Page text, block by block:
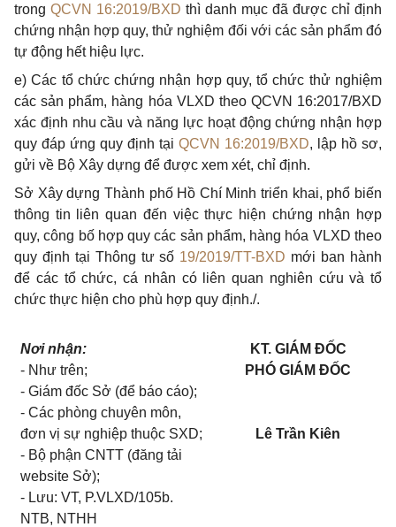
trong QCVN 16:2019/BXD thì danh mục đã được chỉ định
chứng nhận hợp quy, thử nghiệm đối với các sản phẩm đó
tự động hết hiệu lực.
e) Các tổ chức chứng nhận hợp quy, tổ chức thử nghiệm
các sản phẩm, hàng hóa VLXD theo QCVN 16:2017/BXD
xác định nhu cầu và năng lực hoạt động chứng nhận hợp
quy đáp ứng quy định tại QCVN 16:2019/BXD, lập hồ sơ,
gửi về Bộ Xây dựng để được xem xét, chỉ định.
Sở Xây dựng Thành phố Hồ Chí Minh triển khai, phổ biến
thông tin liên quan đến việc thực hiện chứng nhận hợp
quy, công bố hợp quy các sản phẩm, hàng hóa VLXD theo
quy định tại Thông tư số 19/2019/TT-BXD mới ban hành
để các tổ chức, cá nhân có liên quan nghiên cứu và tổ
chức thực hiện cho phù hợp quy định./.
Nơi nhận:
- Như trên;
- Giám đốc Sở (để báo cáo);
- Các phòng chuyên môn,
đơn vị sự nghiệp thuộc SXD;
- Bộ phận CNTT (đăng tải
website Sở);
- Lưu: VT, P.VLXD/105b.
NTB, NTHH
KT. GIÁM ĐỐC
PHÓ GIÁM ĐỐC
Lê Trần Kiên